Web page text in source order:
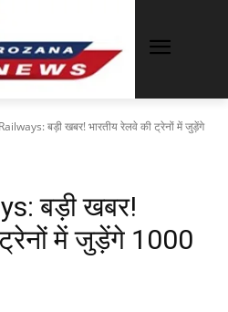
बड़ी खबर! भारतीय रेलवे की ट्रेनों में जुड़ेंगे
बड़ी खबर!
में जुड़ेंगे 1000